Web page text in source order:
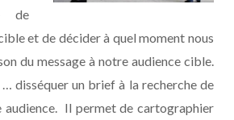
de
et de décider à quel moment nous
du message à notre audience cible.
disséquer un brief à la recherche de
audience. Il permet de cartographier